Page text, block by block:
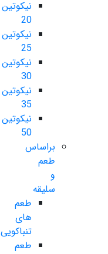
نیکوتین
20
نیکوتین
25
نیکوتین
30
نیکوتین
35
نیکوتین
50
براساس
طعم
و
سلیقه
طعم
های
تنباکویی
طعم